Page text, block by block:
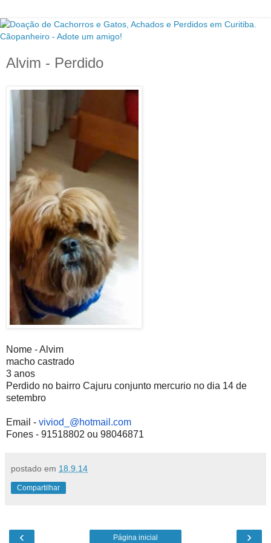
Alvim - Perdido
Nome - Alvim
macho castrado
3 anos
Perdido no bairro Cajuru conjunto mercurio no dia 14 de
setembro
Email - viviod_@hotmail.com
Fones - 91518802 ou 98046871
postado em 18.9.14
Compartilhar
‹ ›
Página inicial